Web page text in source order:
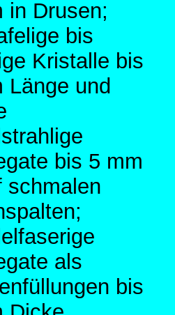
in Drusen;
bis
Kristalle bis
Länge und
bis 5 mm
als
bis